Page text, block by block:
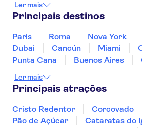
Panamá
Peru
Ler mais
Principais destinos
Paris Roma Nova York
Dubai
Cancún Miami
Punta Cana
Buenos Aires
Mendoza
Salvador
Curitiba
Recife Fortaleza
Ler mais
Principais atrações
Cristo Redentor Corcovado
Pão de Açúcar
Cataratas do